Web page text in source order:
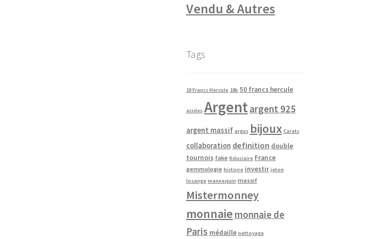
Vendu & Autres
Tags
10 Francs Hercule 18k 50 francs hercule
acides Argentargent 925
argent massif argus bijoux Carats
collaboration definition double
tournois fake fiduciaire France
gemmologie histoire investir jeton
losange mannequin massif
Mistermonney
monnaie monnaie de
Paris médaille nettoyage